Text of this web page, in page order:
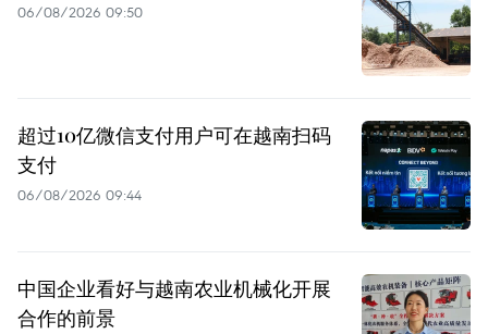
06/08/2026 09:50
超过10亿微信支付用户可在越南扫码
支付
06/08/2026 09:44
中国企业看好与越南农业机械化开展
合作的前景